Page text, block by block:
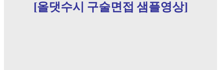
[올댓수시 구술면접 샘플영상]